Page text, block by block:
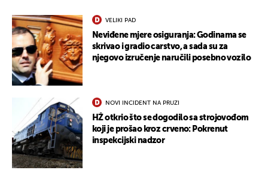
VELIKI PAD
Neviđene mjere osiguranja: Godinama se
skrivao i gradio carstvo, a sada su za
njegovo izručenje naručili posebno vozilo
NOVI INCIDENT NA PRUZI
HŽ otkrio što se dogodilo sa strojovođom
koji je prošao kroz crveno: Pokrenut
inspekcijski nadzor